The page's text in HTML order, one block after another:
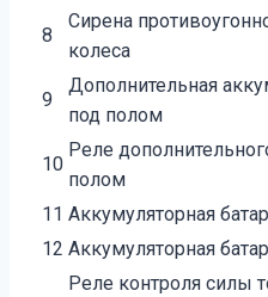
8
Сирена
колеса
9
Дополнительная
под полом
10
Реле
полом
11 Аккумуляторная
12 Аккумуляторная
Реле контроля силы